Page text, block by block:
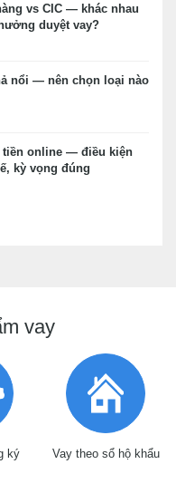
vs CIC — khác nhau
duyệt vay?
nổi — nên chọn loại nào
tiền online — điều kiện
kỳ vọng đúng
vay
ký
Vay theo sổ hộ khẩu